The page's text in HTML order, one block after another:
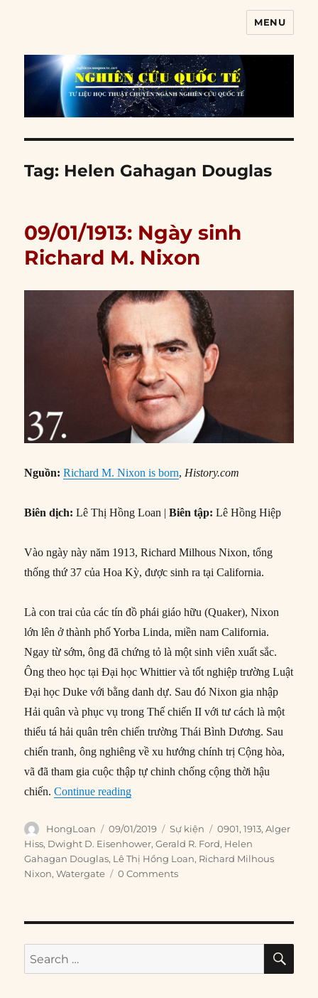
MENU
Tag: Helen Gahagan Douglas
09/01/1913: Ngày sinh
Richard M. Nixon
Nguồn: Richard M. Nixon is born, History.com
Biên dịch: Lê Thị Hồng Loan |Biên tập:Lê Hồng Hiệp
Vào ngày này năm 1913, Richard Milhous Nixon, tổng
thống thứ 37 của Hoa Kỳ, được sinh ra tại California.
Là con trai của các tín đồ phái giáo hữu (Quaker), Nixon
lớn lên ở thành phố Yorba Linda, miền nam California.
Ngay từ sớm, ông đã chứng tỏ là một sinh viên xuất sắc.
Ông theo học tại Đại học Whittier và tốt nghiệp trường Luật
Đại học Duke với bằng danh dự. Sau đó Nixon gia nhập
Hải quân và phục vụ trong Thế chiến II với tư cách là một
thiếu tá hải quân trên chiến trường Thái Bình Dương. Sau
chiến tranh, ông nghiêng về xu hướng chính trị Cộng hòa,
vã đã tham gia cuộc thập tự chinh chống cộng thời hậu
chiến.Continue reading“09/01/1913: Ngày sinh Richard M.
Author
HongLoan
Posted
on
09/01/2019 Categories
Sự kiện Tags
0901,1913,Alger
Hiss, Dwight D. Eisenhower,Gerald R. Ford, Helen
Gahagan Douglas, Lê Thị Hồng Loan, Richard Milhous
Nixon,Watergate 0 Comments
Search
for: